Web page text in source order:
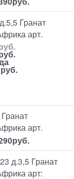
Гранат
арт.
арт.
руб.
д.3,5 Гранат
арт: